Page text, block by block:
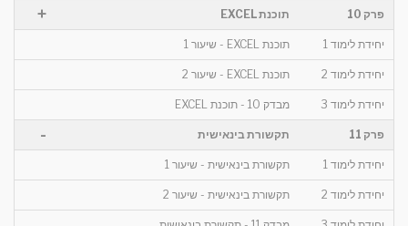
פרק 10 תוכנת EXCEL +
יחידת לימוד 1 תוכנת EXCEL - שיעור 1
יחידת לימוד 2 תוכנת EXCEL - שיעור 2
יחידת לימוד 3 מבדק 10 - תוכנת EXCEL
פרק 11 תקשורת בינאישית -
יחידת לימוד 1 תקשורת בינאישית - שיעור 1
יחידת לימוד 2 תקשורת בינאישית - שיעור 2